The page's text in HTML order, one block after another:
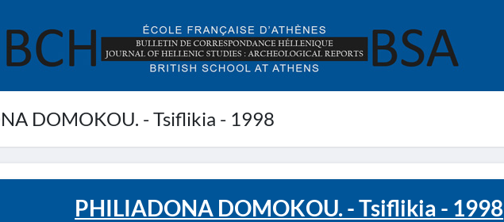
DOMOKOU. - Tsiflikia - 1998
PHILIADONA DOMOKOU. - Tsiflikia - 1998